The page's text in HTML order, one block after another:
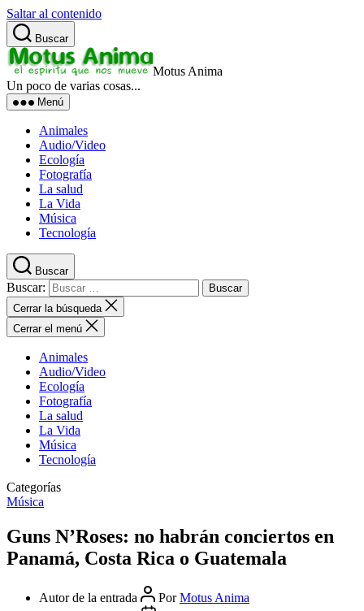
Saltar al contenido
Buscar
Motus Anima
Un poco de varias cosas...
Menú
Animales
Audio/Video
Ecología
Fotografía
La salud
La Vida
Música
Tecnología
Buscar
Buscar:
Cerrar la búsqueda
Cerrar el menú
Animales
Audio/Video
Ecología
Fotografía
La salud
La Vida
Música
Tecnología
Categorías
Música
Guns N’Roses: no habrán conciertos en
Panamá, Costa Rica o Guatemala
Autor de la entrada PorMotus Anima